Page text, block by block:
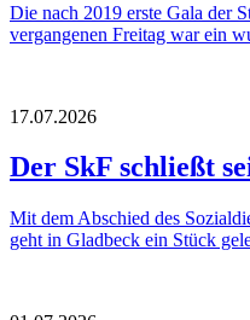
Die nach 2019 erste Gala der
vergangenen Freitag war ein
17.07.2026
Der SkF schließt
Mit dem Abschied des
geht in Gladbeck ein Stück